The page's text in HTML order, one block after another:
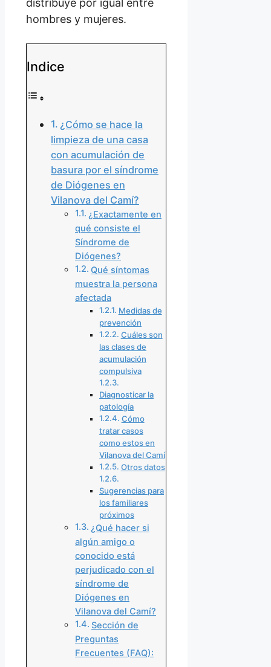
distribuye por igual entre
hombres y mujeres.
Indice
¿Cómo se hace la
limpieza de una casa
con acumulación de
basura por el síndrome
de Diógenes en
Vilanova del Camí?
¿Exactamente en
qué consiste el
Síndrome de
Diógenes?
Qué síntomas
muestra la persona
afectada
Medidas de
prevención
Cuáles son
las clases de
acumulación
compulsiva
Diagnosticar la
patología
Cómo
tratar casos
como estos en
Vilanova del Camí
Otros datos
Sugerencias para
los familiares
próximos
¿Qué hacer si
algún amigo o
conocido está
perjudicado con el
síndrome de
Diógenes en
Vilanova del Camí?
Sección de
Preguntas
Frecuentes (FAQ):